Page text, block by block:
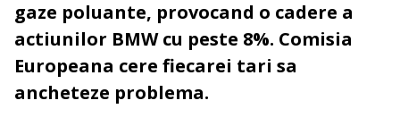
gaze poluante, provocand o cadere a
actiunilor BMW cu peste 8%. Comisia
Europeana cere fiecarei tari sa
ancheteze problema.